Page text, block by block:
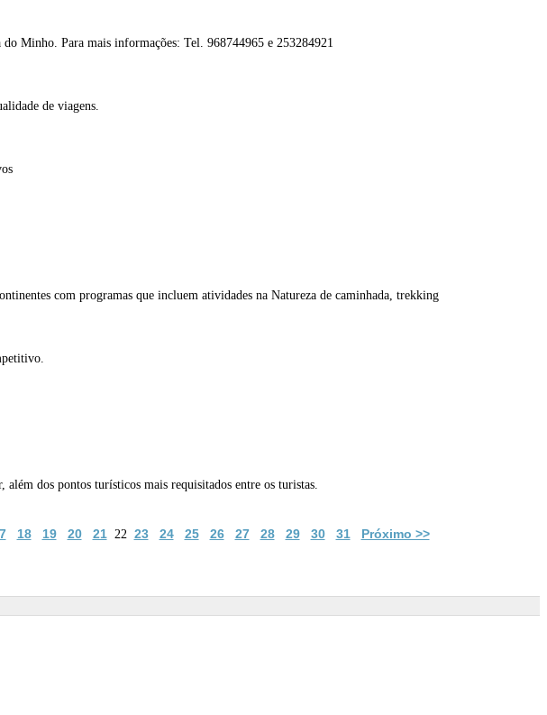
Minho. Para mais informações: Tel. 968744965 e 253284921
de viagens.
com programas que incluem atividades na Natureza de caminhada, trekking
dos pontos turísticos mais requisitados entre os turistas.
18 19 20 2122 23 24 25 26 27 28 29 30 31 Próximo >>